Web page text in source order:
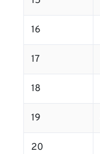
16
17
18
19
20